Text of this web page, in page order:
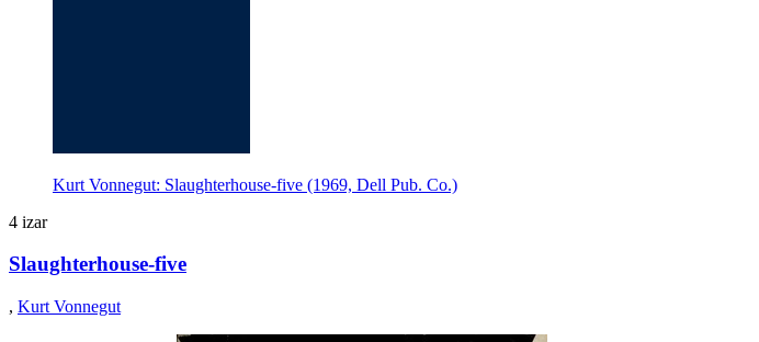
Kurt Vonnegut: Slaughterhouse-five (1969, Dell Pub. Co.)
4 izar
Slaughterhouse-five
, Kurt Vonnegut